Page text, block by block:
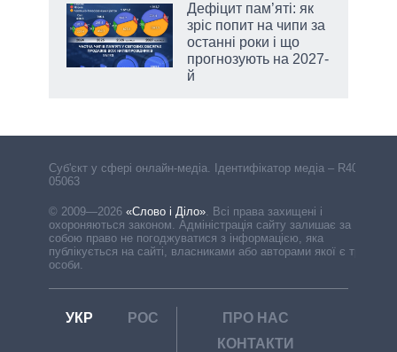
Дефіцит пам’яті: як
зріс попит на чипи за
останні роки і що
прогнозують на 2027-
й
Cуб'єкт у сфері онлайн-медіа. Ідентифікатор медіа – R40-
05063
© 2009—2026 «Слово і Діло». Всі права захищені і
охороняються законом. Адміністрація сайту залишає за
собою право не погоджуватися з інформацією, яка
публікується на сайті, власниками або авторами якої є треті
особи.
УКР РОС
ПРО НАС
КОНТАКТИ